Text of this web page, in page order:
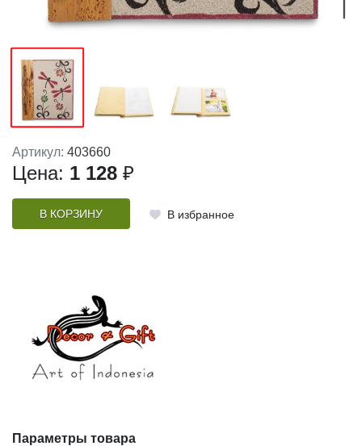
Артикул: 403660
Цена: 1 128 ₽
В КОРЗИНУ В избранное
Параметры товара